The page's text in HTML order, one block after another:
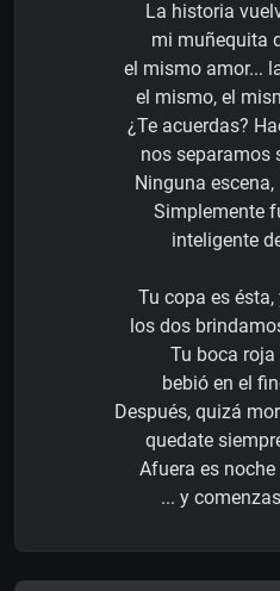
La historia
mi muñequita
el mismo amor...
el mismo, el
¿Te acuerdas?
nos separamos
Ninguna
Simplemente
inteligente
Tu copa es
los dos
Tu boca
bebió en el
Después, quizá
quedate
Afuera es
... y